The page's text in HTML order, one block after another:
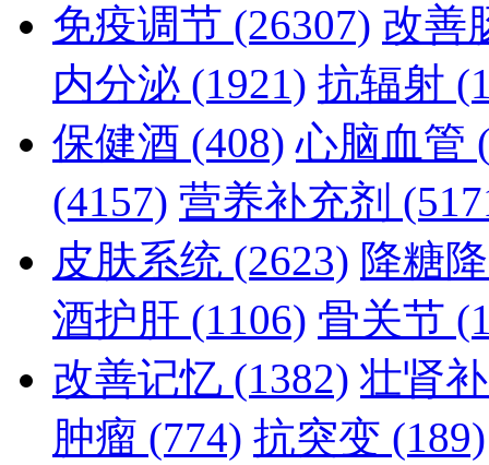
免疫调节 (26307) 改善
内分泌 (1921) 抗辐射
保健酒 (408) 心脑血管
(4157) 营养补充剂
皮肤系统 (2623) 降糖
酒护肝 (1106) 骨关节
改善记忆 (1382) 壮肾
肿瘤 (774) 抗突变 (189)